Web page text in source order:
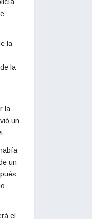
la
la
la
un
un
el